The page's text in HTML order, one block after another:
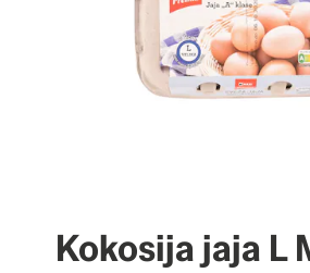
Kokosija jaja L